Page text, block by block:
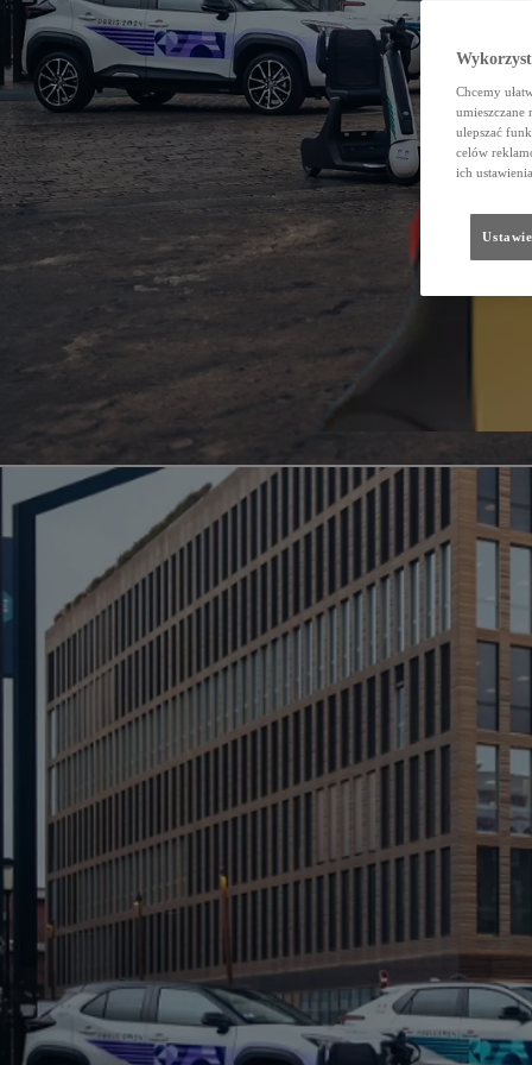
Chcemy
ulepszać
celów
ich